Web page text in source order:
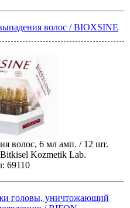
волос / BIOXSINE
волос, 6 мл амп. / 12 шт.
Kozmetik Lab.
69110
головы, уничтожающий